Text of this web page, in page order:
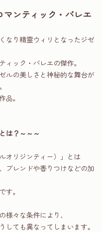
ンティック・バレエ
なり精霊ウィリとなったジゼ
ック・バレエの傑作。
ルの美しさと神秘的な舞台が
品。
は？～～～
オリジンティー）」とは
ブレンドや香りつけなどの加
す。
々な条件により、
ても異なってしまいます。